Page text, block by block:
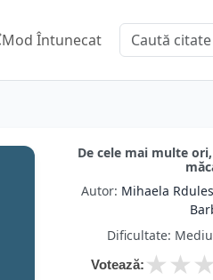
Mod Întunecat
De cele mai multe
Autor: Mihaela
Dificultate:
Votează: ★
★
★